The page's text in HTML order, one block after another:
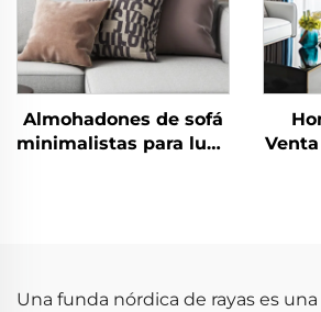
Almohadones de sofá
minimalistas para luna
Venta
Una funda nórdica de rayas es